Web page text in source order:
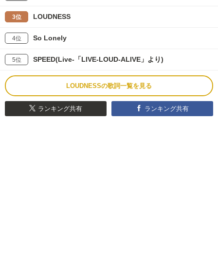
3位 LOUDNESS
4位 So Lonely
5位 SPEED(Live-「LIVE-LOUD-ALIVE」より)
LOUDNESSの歌詞一覧を見る
ランキング共有 ランキング共有